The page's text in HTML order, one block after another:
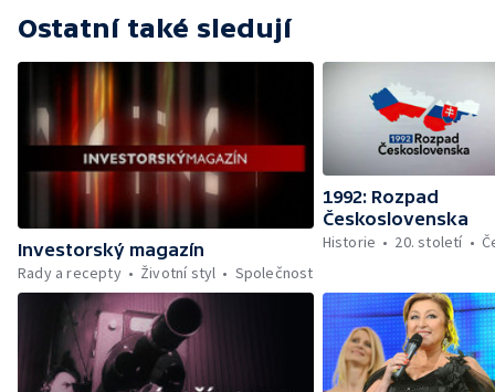
Ostatní také sledují
Investorský magazín
Rady a recepty
Životní styl Společnost
1992: Rozpad
Československa
Historie
20. století